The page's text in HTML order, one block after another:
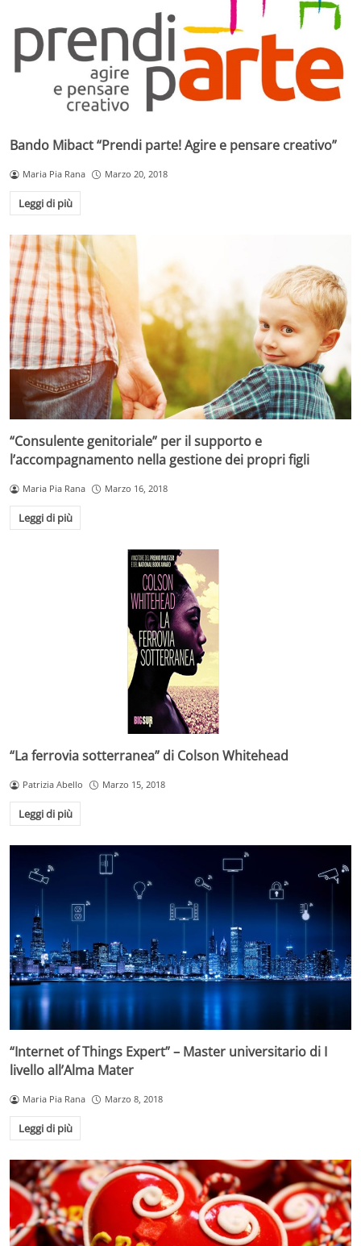
Bando Mibact “Prendi parte! Agire e pensare creativo”
Maria Pia Rana Marzo 20, 2018
Leggi di più
“Consulente genitoriale” per il supporto e
l’accompagnamento nella gestione dei propri figli
Maria Pia Rana Marzo 16, 2018
Leggi di più
“La ferrovia sotterranea” di Colson Whitehead
Patrizia Abello Marzo 15, 2018
Leggi di più
“Internet of Things Expert” – Master universitario di I
livello all’Alma Mater
Maria Pia Rana Marzo 8, 2018
Leggi di più